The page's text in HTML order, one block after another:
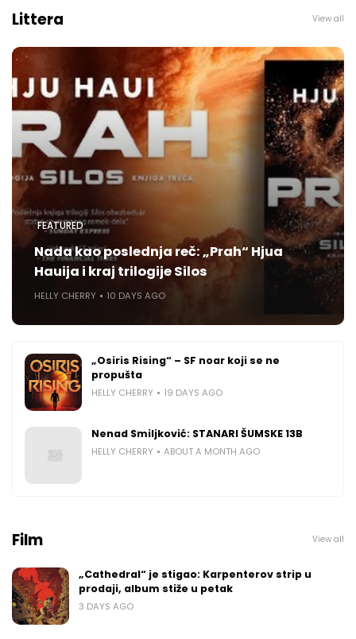
Littera View all
FEATURED
Nada kao poslednja reč: „Prah“ Hjua
Hauija i kraj trilogije Silos
HELLY CHERRY 10 DAYS AGO
„Osiris Rising“ – SF noar koji se ne
propušta
HELLY CHERRY 19 DAYS AGO
Nenad Smiljković: STANARI ŠUMSKE 13B
HELLY CHERRY ABOUT A MONTH AGO
Film View all
„Cathedral“ je stigao: Karpenterov strip u
prodaji, album stiže u petak
3 DAYS AGO